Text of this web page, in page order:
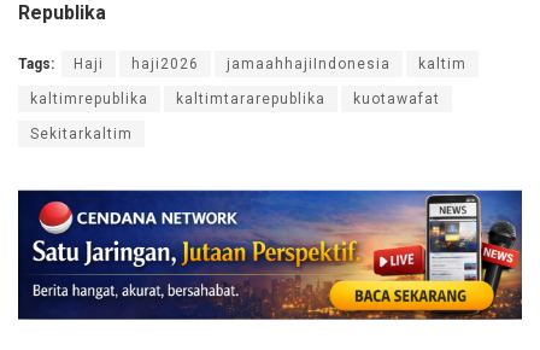
Republika
Tags: Haji haji2026 jamaahhajiIndonesia kaltim
kaltimrepublika kaltimtararepublika kuotawafat
Sekitarkaltim